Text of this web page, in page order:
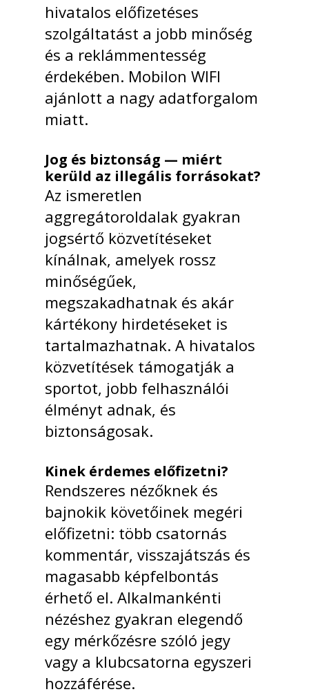
hivatalos előfizetéses
szolgáltatást a jobb minőség
és a reklámmentesség
érdekében. Mobilon WIFI
ajánlott a nagy adatforgalom
miatt.
Jog és biztonság — miért
kerüld az illegális forrásokat?
Az ismeretlen
aggregátoroldalak gyakran
jogsértő közvetítéseket
kínálnak, amelyek rossz
minőségűek,
megszakadhatnak és akár
kártékony hirdetéseket is
tartalmazhatnak. A hivatalos
közvetítések támogatják a
sportot, jobb felhasználói
élményt adnak, és
biztonságosak.
Kinek érdemes előfizetni?
Rendszeres nézőknek és
bajnokik követőinek megéri
előfizetni: több csatornás
kommentár, visszajátszás és
magasabb képfelbontás
érhető el. Alkalmankénti
nézéshez gyakran elegendő
egy mérkőzésre szóló jegy
vagy a klubcsatorna egyszeri
hozzáférése.